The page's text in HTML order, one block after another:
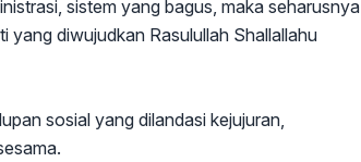
sistem yang bagus, maka seharusnya
yang diwujudkan Rasulullah Shallallahu
sosial yang dilandasi kejujuran,